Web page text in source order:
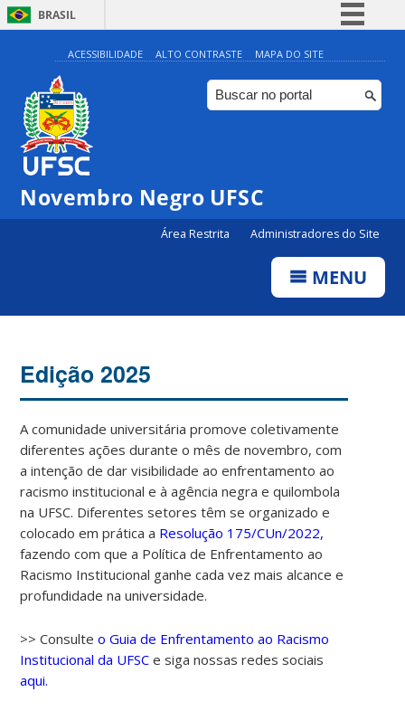
BRASIL
Simplifique!
Comunica BR
Participe
ACESSIBILIDADE ALTO CONTRASTE MAPA DO SITE
Novembro Negro UFSC
Área Restrita Administradores do Site
MENU
Edição 2025
A comunidade universitária promove coletivamente
diferentes ações durante o mês de novembro, com
a intenção de dar visibilidade ao enfrentamento ao
racismo institucional e à agência negra e quilombola
na UFSC. Diferentes setores têm se organizado e
colocado em prática a Resolução 175/CUn/2022,
fazendo com que a Política de Enfrentamento ao
Racismo Institucional ganhe cada vez mais alcance e
profundidade na universidade.
>> Consulteo Guia de Enfrentamento ao Racismo
Institucional da UFSC e siga nossas redes sociais
aqui.